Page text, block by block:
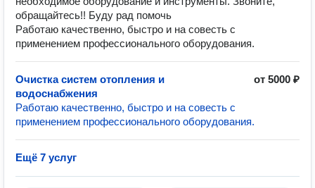
обращайтесь!! Буду рад помочь
Работаю качественно, быстро и на совесть с
применением профессионального оборудования.
Очистка систем отопления и
водоснабжения
от 5000 ₽
Работаю качественно, быстро и на совесть с
применением профессионального оборудования.
Ещё 7 услуг